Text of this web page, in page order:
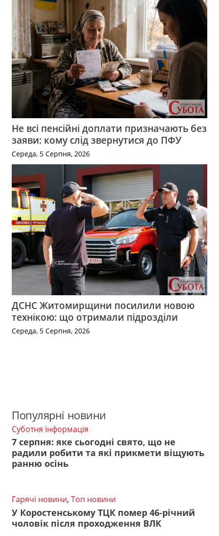
Не всі пенсійні доплати призначають без
заяви: кому слід звернутися до ПФУ
Середа, 5 Серпня, 2026
ДСНС Житомирщини посилили новою
технікою: що отримали підрозділи
Середа, 5 Серпня, 2026
Популярні новини
Суботня інформація
7 серпня: яке сьогодні свято, що не
радили робити та які прикмети віщують
ранню осінь
Гарячі новини, Топ новини
У Коростенському ТЦК помер 46-річний
чоловік після проходження ВЛК